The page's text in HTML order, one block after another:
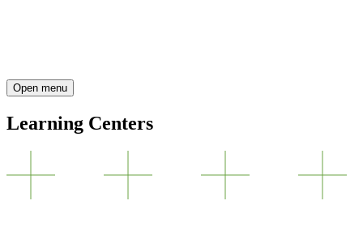
Open menu
Learning Centers